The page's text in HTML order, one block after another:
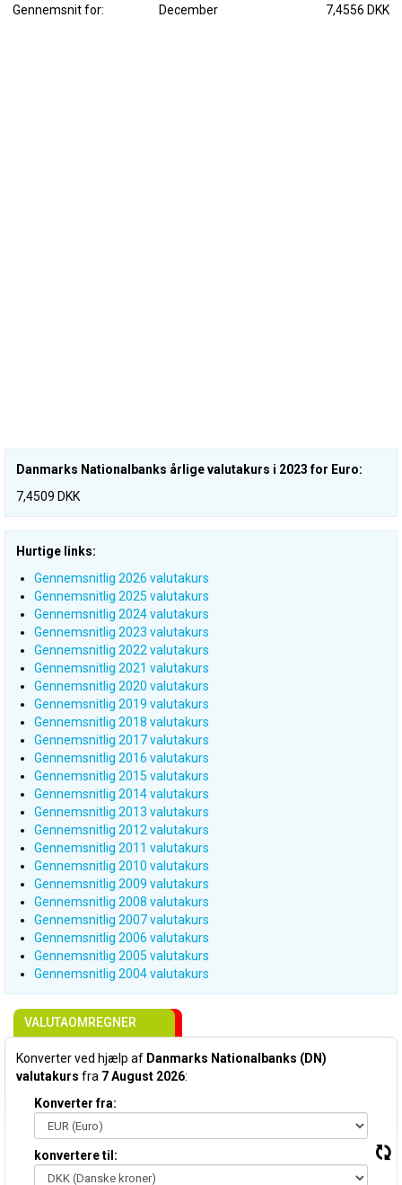
Gennemsnit for:
December 7,4556 DKK
Danmarks Nationalbanks årlige valutakurs i 2023 for Euro:
7,4509 DKK
Hurtige links:
Gennemsnitlig 2026 valutakurs
Gennemsnitlig 2025 valutakurs
Gennemsnitlig 2024 valutakurs
Gennemsnitlig 2023 valutakurs
Gennemsnitlig 2022 valutakurs
Gennemsnitlig 2021 valutakurs
Gennemsnitlig 2020 valutakurs
Gennemsnitlig 2019 valutakurs
Gennemsnitlig 2018 valutakurs
Gennemsnitlig 2017 valutakurs
Gennemsnitlig 2016 valutakurs
Gennemsnitlig 2015 valutakurs
Gennemsnitlig 2014 valutakurs
Gennemsnitlig 2013 valutakurs
Gennemsnitlig 2012 valutakurs
Gennemsnitlig 2011 valutakurs
Gennemsnitlig 2010 valutakurs
Gennemsnitlig 2009 valutakurs
Gennemsnitlig 2008 valutakurs
Gennemsnitlig 2007 valutakurs
Gennemsnitlig 2006 valutakurs
Gennemsnitlig 2005 valutakurs
Gennemsnitlig 2004 valutakurs
VALUTAOMREGNER
Konverter ved hjælp af Danmarks Nationalbanks (DN)
valutakurs fra 7 August 2026:
Konverter fra:
konvertere til: